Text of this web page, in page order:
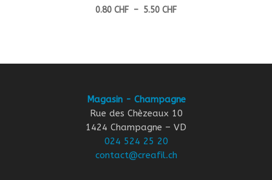
0.80 CHF – 5.50 CHFPlage
Magasin - Champagne
Rue des Chèzeaux 10
1424 Champagne – VD
024 524 25 20
contact@creafil.ch